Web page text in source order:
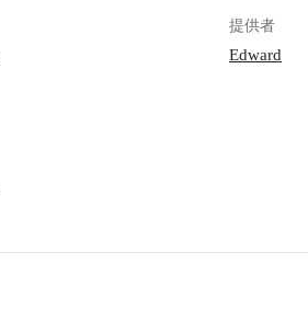
提供者
Edward